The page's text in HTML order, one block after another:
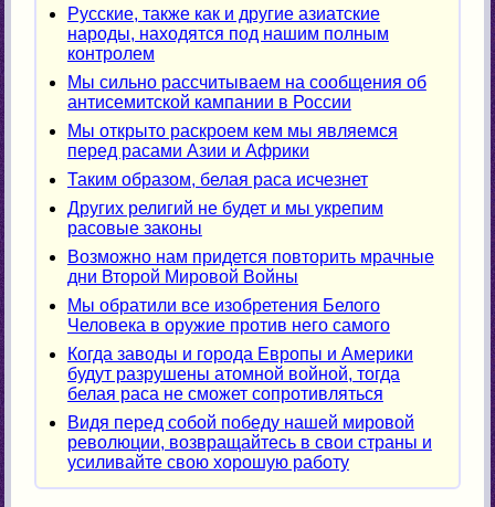
Русские, также как и другие азиатские
народы, находятся под нашим полным
контролем
Мы сильно рассчитываем на сообщения об
антисемитской кампании в России
Мы открыто раскроем кем мы являемся
перед расами Азии и Африки
Таким образом, белая раса исчезнет
Других религий не будет и мы укрепим
расовые законы
Возможно нам придется повторить мрачные
дни Второй Мировой Войны
Мы обратили все изобретения Белого
Человека в оружие против него самого
Когда заводы и города Европы и Америки
будут разрушены атомной войной, тогда
белая раса не сможет сопротивляться
Видя перед собой победу нашей мировой
революции, возвращайтесь в свои страны и
усиливайте свою хорошую работу